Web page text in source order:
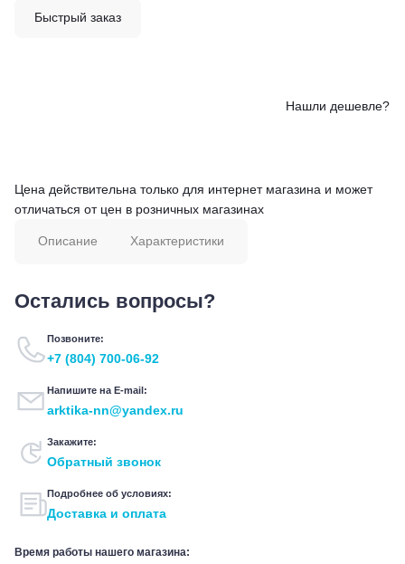
Быстрый заказ
Нашли дешевле?
Цена действительна только для интернет магазина и может
отличаться от цен в розничных магазинах
Описание Характеристики
Остались вопросы?
Позвоните:
+7 (804) 700-06-92
Напишите на E-mail:
arktika-nn@yandex.ru
Закажите:
Обратный звонок
Подробнее об условиях:
Доставка и оплата
Время работы нашего магазина: